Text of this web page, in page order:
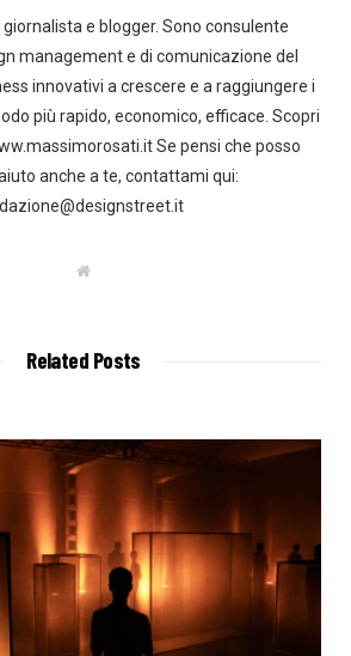
e blogger. Sono consulente
management e di comunicazione del
innovativi a crescere e a raggiungere i
più rapido, economico, efficace. Scopri
Se pensi che posso
anche a te, contattami qui:
W
Related Posts